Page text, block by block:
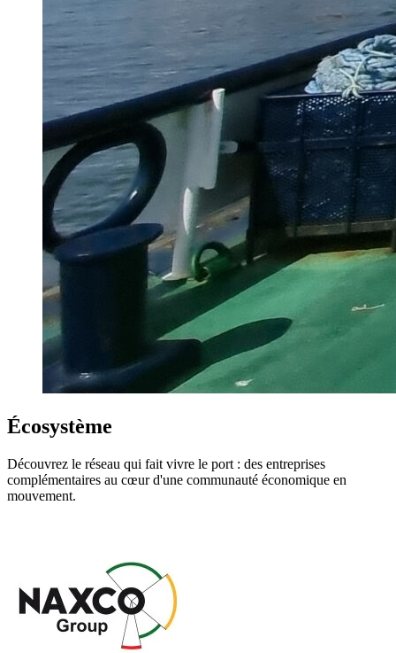
Écosystème
Découvrez le réseau qui fait vivre le port : des entreprises
complémentaires au cœur d'une communauté économique en
mouvement.